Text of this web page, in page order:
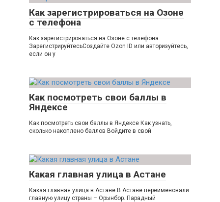
Как зарегистрироваться на Озоне
с телефона
Как зарегистрироваться на Озоне с телефона
ЗарегистрируйтесьСоздайте Ozon ID или авторизуйтесь,
если он у
Как посмотреть свои баллы в
Яндексе
Как посмотреть свои баллы в Яндексе Как узнать,
сколько накоплено баллов Войдите в свой
Какая главная улица в Астане
Какая главная улица в Астане В Астане переименовали
главную улицу страны – Орынбор. Парадный